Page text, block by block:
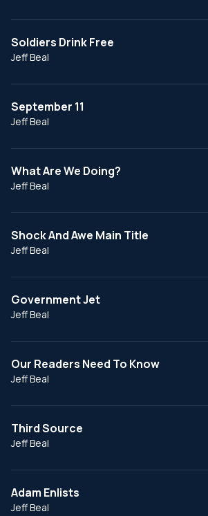
Soldiers Drink Free
Jeff Beal
September 11
Jeff Beal
What Are We Doing?
Jeff Beal
Shock And Awe Main Title
Jeff Beal
Government Jet
Jeff Beal
Our Readers Need To Know
Jeff Beal
Third Source
Jeff Beal
Adam Enlists
Jeff Beal